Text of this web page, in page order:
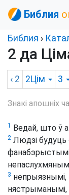
Библия
Библия ›
2 да
‹ 2 2Цім 3
Знакі апошніх
1 Ведай, што ў
2 Людзі будуць
3 непрыязнымі,
нястрыманымі,